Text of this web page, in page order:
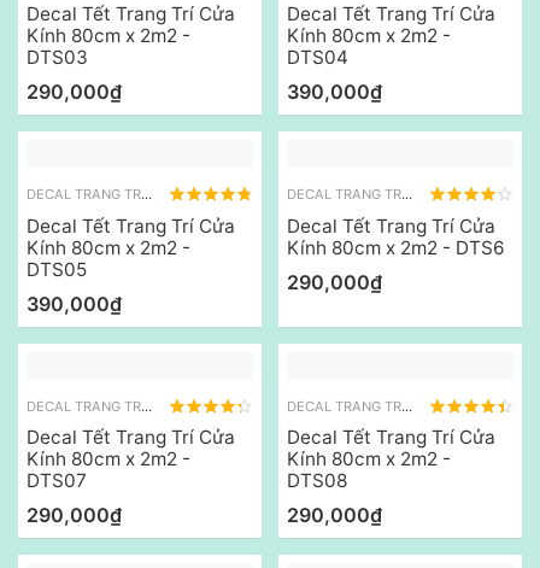
Decal Tết Trang Trí Cửa
Kính 80cm x 2m2 -
DTS03
290,000₫
Decal Tết Trang Trí Cửa
Kính 80cm x 2m2 -
DTS04
390,000₫
DECAL TRANG TRÍ TẾT
Decal Tết Trang Trí Cửa
Kính 80cm x 2m2 -
DTS05
390,000₫
DECAL TRANG TRÍ TẾT
Decal Tết Trang Trí Cửa
Kính 80cm x 2m2 - DTS6
290,000₫
DECAL TRANG TRÍ TẾT
Decal Tết Trang Trí Cửa
Kính 80cm x 2m2 -
DTS07
290,000₫
DECAL TRANG TRÍ TẾT
Decal Tết Trang Trí Cửa
Kính 80cm x 2m2 -
DTS08
290,000₫